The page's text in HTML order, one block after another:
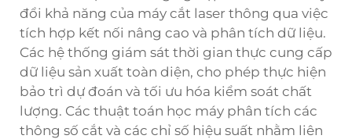
đổi khả năng của máy cắt laser thông qua việc
tích hợp kết nối nâng cao và phân tích dữ liệu.
Các hệ thống giám sát thời gian thực cung cấp
dữ liệu sản xuất toàn diện, cho phép thực hiện
bảo trì dự đoán và tối ưu hóa kiểm soát chất
lượng. Các thuật toán học máy phân tích các
thông số cắt và các chỉ số hiệu suất nhằm liên